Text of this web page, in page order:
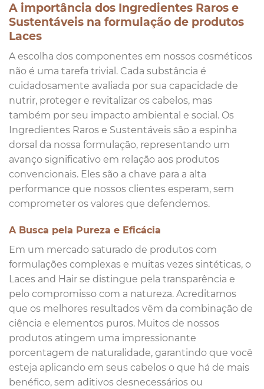
A importância dos Ingredientes Raros e
Sustentáveis na formulação de produtos
Laces
A escolha dos componentes em nossos cosméticos
não é uma tarefa trivial. Cada substância é
cuidadosamente avaliada por sua capacidade de
nutrir, proteger e revitalizar os cabelos, mas
também por seu impacto ambiental e social. Os
Ingredientes Raros e Sustentáveis são a espinha
dorsal da nossa formulação, representando um
avanço significativo em relação aos produtos
convencionais. Eles são a chave para a alta
performance que nossos clientes esperam, sem
comprometer os valores que defendemos.
A Busca pela Pureza e Eficácia
Em um mercado saturado de produtos com
formulações complexas e muitas vezes sintéticas, o
Laces and Hair se distingue pela transparência e
pelo compromisso com a natureza. Acreditamos
que os melhores resultados vêm da combinação de
ciência e elementos puros. Muitos de nossos
produtos atingem uma impressionante
porcentagem de naturalidade, garantindo que você
esteja aplicando em seus cabelos o que há de mais
benéfico, sem aditivos desnecessários ou